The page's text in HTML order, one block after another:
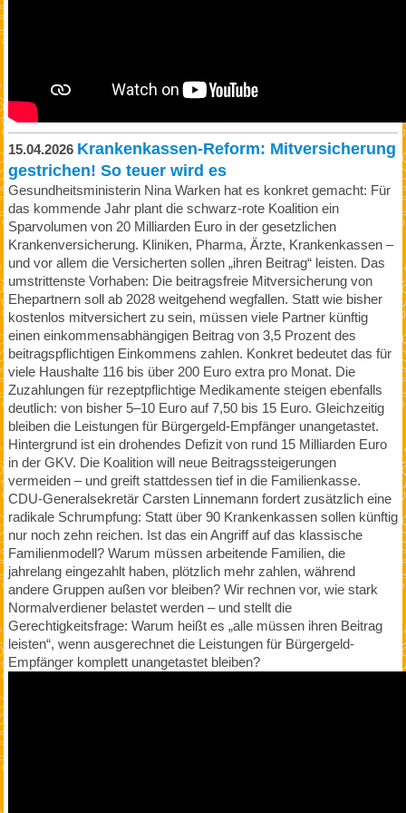
15.04.2026 Krankenkassen-Reform: Mitversicherung
gestrichen! So teuer wird es
Gesundheitsministerin Nina Warken hat es konkret gemacht: Für
das kommende Jahr plant die schwarz-rote Koalition ein
Sparvolumen von 20 Milliarden Euro in der gesetzlichen
Krankenversicherung. Kliniken, Pharma, Ärzte, Krankenkassen –
und vor allem die Versicherten sollen „ihren Beitrag“ leisten. Das
umstrittenste Vorhaben: Die beitragsfreie Mitversicherung von
Ehepartnern soll ab 2028 weitgehend wegfallen. Statt wie bisher
kostenlos mitversichert zu sein, müssen viele Partner künftig
einen einkommensabhängigen Beitrag von 3,5 Prozent des
beitragspflichtigen Einkommens zahlen. Konkret bedeutet das für
viele Haushalte 116 bis über 200 Euro extra pro Monat. Die
Zuzahlungen für rezeptpflichtige Medikamente steigen ebenfalls
deutlich: von bisher 5–10 Euro auf 7,50 bis 15 Euro. Gleichzeitig
bleiben die Leistungen für Bürgergeld-Empfänger unangetastet.
Hintergrund ist ein drohendes Defizit von rund 15 Milliarden Euro
in der GKV. Die Koalition will neue Beitragssteigerungen
vermeiden – und greift stattdessen tief in die Familienkasse.
CDU-Generalsekretär Carsten Linnemann fordert zusätzlich eine
radikale Schrumpfung: Statt über 90 Krankenkassen sollen künftig
nur noch zehn reichen. Ist das ein Angriff auf das klassische
Familienmodell? Warum müssen arbeitende Familien, die
jahrelang eingezahlt haben, plötzlich mehr zahlen, während
andere Gruppen außen vor bleiben? Wir rechnen vor, wie stark
Normalverdiener belastet werden – und stellt die
Gerechtigkeitsfrage: Warum heißt es „alle müssen ihren Beitrag
leisten“, wenn ausgerechnet die Leistungen für Bürgergeld-
Empfänger komplett unangetastet bleiben?